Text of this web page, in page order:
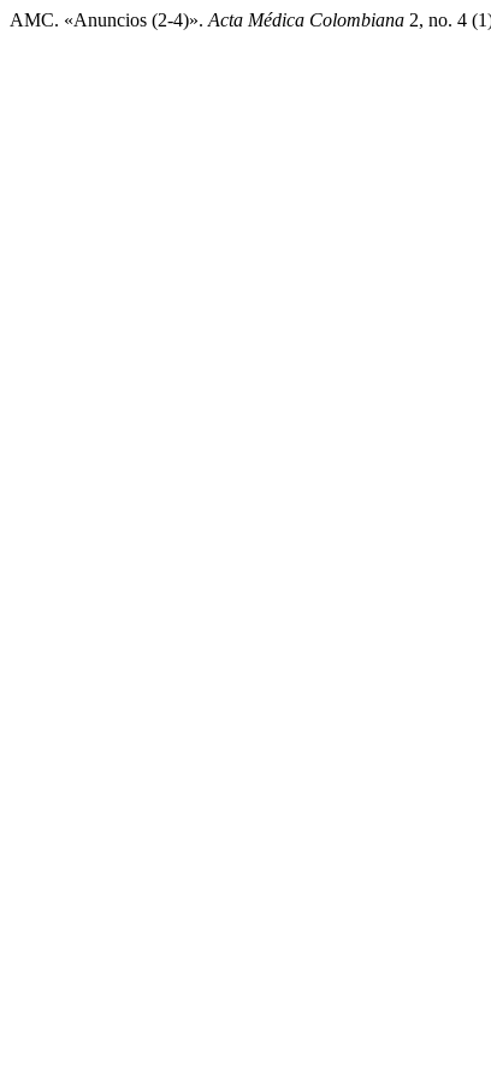
AMC. «Anuncios (2-4)». Acta Médica Colombiana 2, no. 4